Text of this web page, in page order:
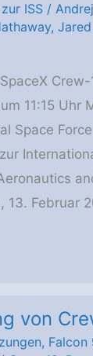
ISS/
,
11:15 Uhr
Space
13. Februar
von
, Falcon